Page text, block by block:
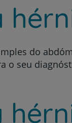
do
o seu